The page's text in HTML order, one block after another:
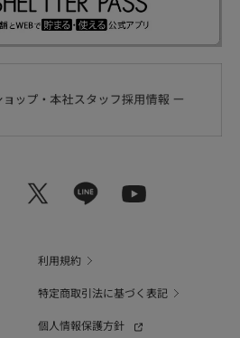
利用規約
特定商取引法に基づく表記
個人情報保護方針